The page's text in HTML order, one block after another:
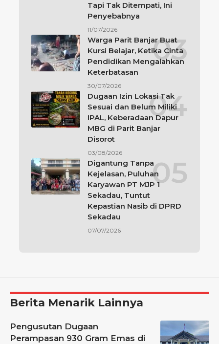
Tapi Tak Ditempati, Ini
Penyebabnya
11/07/2026
Warga Parit Banjar Buat
Kursi Belajar, Ketika Cinta
Pendidikan Mengalahkan
Keterbatasan
30/07/2026
Dugaan Izin Lokasi Tak
Sesuai dan Belum Miliki
IPAL, Keberadaan Dapur
MBG di Parit Banjar
Disorot
03/08/2026
Digantung Tanpa
Kejelasan, Puluhan
Karyawan PT MJP 1
Sekadau, Tuntut
Kepastian Nasib di DPRD
Sekadau
07/07/2026
Berita Menarik Lainnya
Pengusutan Dugaan
Perampasan 930 Gram Emas di